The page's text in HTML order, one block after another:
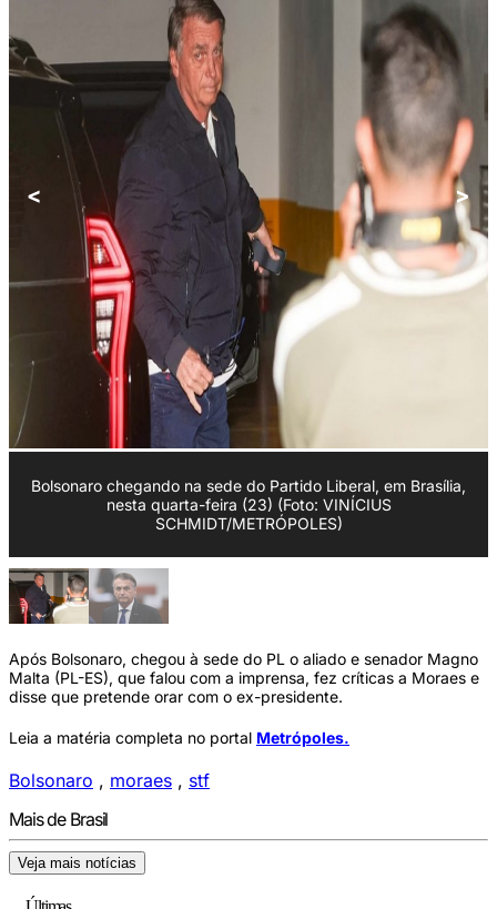
< >
Bolsonaro chegando na sede do Partido Liberal, em Brasília,
nesta quarta-feira (23) (Foto: VINÍCIUS
SCHMIDT/METRÓPOLES)
Após Bolsonaro, chegou à sede do PL o aliado e senador Magno
Malta (PL-ES), que falou com a imprensa, fez críticas a Moraes e
disse que pretende orar com o ex-presidente.
Leia a matéria completa no portal Metrópoles.
Bolsonaro , moraes , stf
Mais de Brasil
Veja mais notícias